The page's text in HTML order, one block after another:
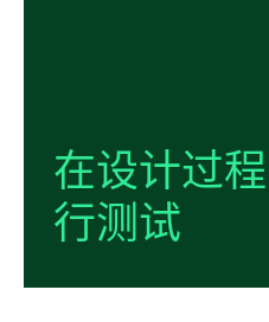
在设计过程
行测试